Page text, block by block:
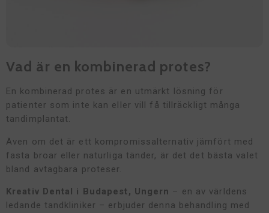
Vad är en kombinerad protes?
En kombinerad protes är en utmärkt lösning för
patienter som inte kan eller vill få tillräckligt många
tandimplantat.
Även om det är ett kompromissalternativ jämfört med
fasta broar eller naturliga tänder, är det det bästa valet
bland avtagbara proteser.
Kreativ Dental i Budapest, Ungern – en av världens
ledande tandkliniker – erbjuder denna behandling med